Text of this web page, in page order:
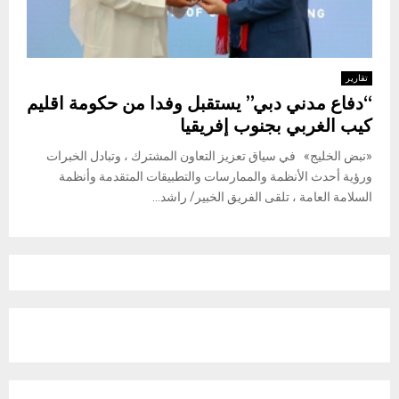
تقارير
“دفاع مدني دبي” يستقبل وفدا من حكومة اقليم
كيب الغربي بجنوب إفريقيا
«نبض الخليج» في سياق تعزيز التعاون المشترك ، وتبادل الخبرات
ورؤية أحدث الأنظمة والممارسات والتطبيقات المتقدمة وأنظمة
السلامة العامة ، تلقى الفريق الخبير/ راشد...